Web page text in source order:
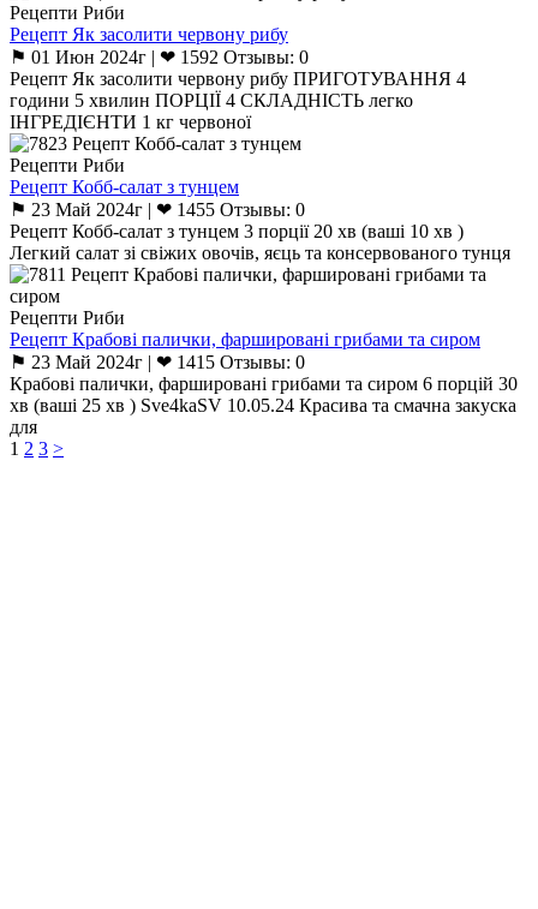
Рецепти Риби
Рецепт Як засолити червону рибу
⚑ 01 Июн 2024г | ❤ 1592 Отзывы: 0
Рецепт Як засолити червону рибу ПРИГОТУВАННЯ 4
години 5 хвилин ПОРЦІЇ 4 СКЛАДНІСТЬ легко
ІНГРЕДІЄНТИ 1 кг червоної
Рецепти Риби
Рецепт Кобб-салат з тунцем
⚑ 23 Май 2024г | ❤ 1455 Отзывы: 0
Рецепт Кобб-салат з тунцем 3 порції 20 хв (ваші 10 хв )
Легкий салат зі свіжих овочів, яєць та консервованого тунця
Рецепти Риби
Рецепт Крабові палички, фаршировані грибами та сиром
⚑ 23 Май 2024г | ❤ 1415 Отзывы: 0
Крабові палички, фаршировані грибами та сиром 6 порцій 30
хв (ваші 25 хв ) Sve4kaSV 10.05.24 Красива та смачна закуска
для
1 2 3 >